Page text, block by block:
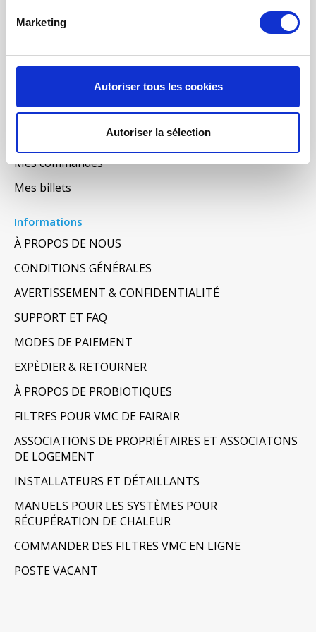
Marketing
Autoriser tous les cookies
Autoriser la sélection
COMMANDE DE MAINTENANCE
RÉCUPÉRATION THE CHALEUR
MONITEUR DE QUALITÉ DE L’AIR INTÉRIEUR - UHOO
Mon compte
Mes commandes
Mes billets
Informations
À PROPOS DE NOUS
CONDITIONS GÉNÉRALES
AVERTISSEMENT & CONFIDENTIALITÉ
SUPPORT ET FAQ
MODES DE PAIEMENT
EXPÈDIER & RETOURNER
À PROPOS DE PROBIOTIQUES
FILTRES POUR VMC DE FAIRAIR
ASSOCIATIONS DE PROPRIÉTAIRES ET ASSOCIATONS
DE LOGEMENT
INSTALLATEURS ET DÉTAILLANTS
MANUELS POUR LES SYSTÈMES POUR
RÉCUPÉRATION DE CHALEUR
COMMANDER DES FILTRES VMC EN LIGNE
POSTE VACANT